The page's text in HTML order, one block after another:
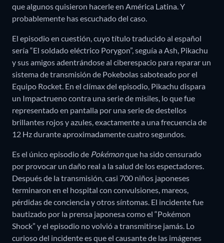
que algunos quisieron hacerle en América Latina. Y
probablemente has escuchado del caso.
El episodio en cuestión, cuyo título traducido al español
sería “El soldado eléctrico Porygon”, seguía a Ash, Pikachu
y sus amigos adentrándose al ciberespacio para reparar un
sistema de transmisión de Pokebolas saboteado por el
Equipo Rocket. En el clímax del episodio, Pikachu dispara
un Impactrueno contra una serie de misiles, lo que fue
representado en pantalla por una serie de destellos
brillantes rojos y azules, exactamente a una frecuencia de
12 Hz durante aproximadamente cuatro segundos.
Es el único episodio de Pokémonque ha sido censurado
por provocar un daño real a la salud de los espectadores.
Después de la transmisión, casi 700 niños japoneses
terminaron en el hospital con convulsiones, mareos,
pérdidas de conciencia y otros síntomas. El incidente fue
bautizado por la prensa japonesa como el “Pokémon
Shock” y el episodio no volvió a transmitirse jamás. Lo
curioso del incidente es que el causante de las imágenes